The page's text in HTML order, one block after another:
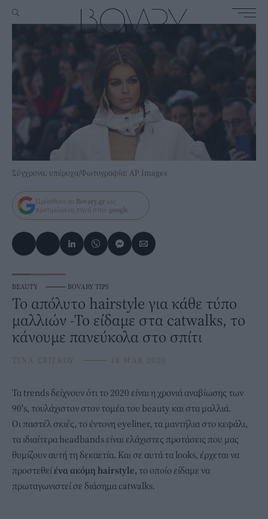
Σύγχρονα, υπέροχα/Φωτογραφία: AP Images
Πρόσθεσε το Bovary.gr ως
προτιμώμενη πηγή στην google
BEAUTY ⸻ BOVARY TIPS
Το απόλυτο hairstyle για κάθε τύπο
μαλλιών -Το είδαμε στα catwalks, το
κάνουμε πανεύκολα στο σπίτι
ΤΙΝΑ ΣΒΙΓΚΟΥ ⸻ 18 MAR 2020
Τα trends δείχνουν ότι το 2020 είναι η χρονιά αναβίωσης των
90's, τουλάχιστον στον τομέα του beauty και στα μαλλιά.
Οι παστέλ σκιές, το έντονη eyeliner, τα μαντήλια στο κεφάλι,
τα ιδιαίτερα headbands είναι ελάχιστες προτάσεις που μας
θυμίζουν αυτή τη δεκαετία. Και σε αυτά τα looks, έρχεται να
προστεθεί ένα ακόμη hairstyle, το οποίο είδαμε να
πρωταγωνιστεί σε διάσημα catwalks.